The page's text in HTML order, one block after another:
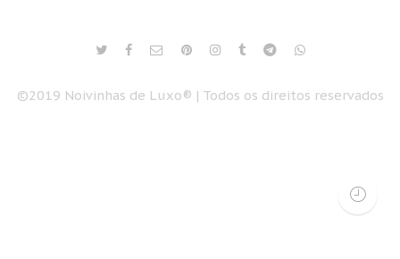
©2019 Noivinhas de Luxo® | Todos os direitos reservados